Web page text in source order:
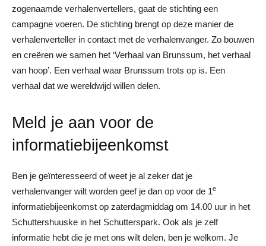
zogenaamde verhalenvertellers, gaat de stichting een
campagne voeren. De stichting brengt op deze manier de
verhalenverteller in contact met de verhalenvanger. Zo bouwen
en creëren we samen het ‘Verhaal van Brunssum, het verhaal
van hoop’. Een verhaal waar Brunssum trots op is. Een
verhaal dat we wereldwijd willen delen.
Meld je aan voor de
informatiebijeenkomst
Ben je geïnteresseerd of weet je al zeker dat je
verhalenvanger wilt worden geef je dan op voor de 1e
informatiebijeenkomst op zaterdagmiddag om 14.00 uur in het
Schuttershuuske in het Schutterspark. Ook als je zelf
informatie hebt die je met ons wilt delen, ben je welkom. Je